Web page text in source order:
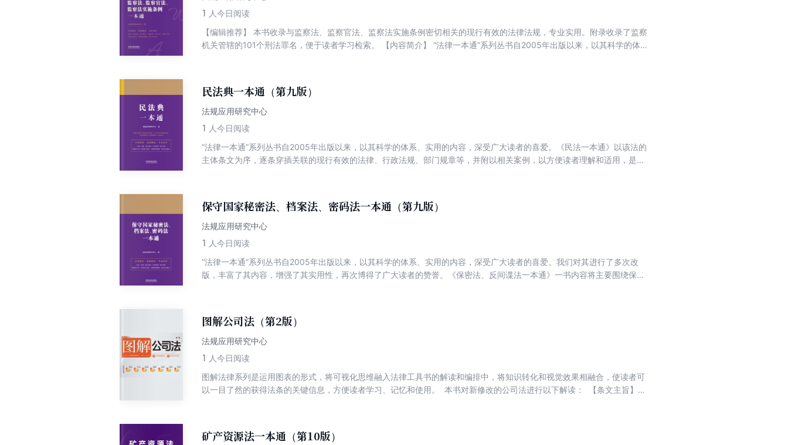
1 人今日阅读
【编辑推荐】 本书收录与监察法、监察官法、监察法实施条例密切相关的现行有效的法律法规，专业实用。附录收录了监察
机关管辖的101个刑法罪名，便于读者学习检索。 【内容简介】 “法律一本通”系列丛书自2005年出版以来，以其科学的体
国法制出版有限公司内设的研究机构，由从事法规、案例图书品种策划出版的资深编辑、国内法学院系的资深教授组成，专
门从事法学法律法规图书的编辑研究，为广大读者提供学习法律的资料。
民法典一本通（第九版）
法规应用研究中心
1 人今日阅读
“法律一本通”系列丛书自2005年出版以来，以其科学的体系、实用的内容，深受广大读者的喜爱。《民法一本通》以该法的
主体条文为序，逐条穿插关联的现行有效的法律、行政法规、部门规章等，并附以相关案例，以方便读者理解和适用，是广
保守国家秘密法、档案法、密码法一本通（第九版）
法规应用研究中心
1 人今日阅读
“法律一本通”系列丛书自2005年出版以来，以其科学的体系、实用的内容，深受广大读者的喜爱。我们对其进行了多次改
版，丰富了其内容，增强了其实用性，再次博得了广大读者的赞誉。《保密法、反间谍法一本通》一书内容将主要围绕保密
图解公司法（第2版）
法规应用研究中心
1 人今日阅读
图解法律系列是运用图表的形式，将可视化思维融入法律工具书的解读和编排中，将知识转化和视觉效果相融合，使读者可
以一目了然的获得法条的关键信息，方便读者学习、记忆和使用。 本书对新修改的公司法进行以下解读： 【条文主旨】归
解修改的核心内容。 【要点注释】对重要法条或新修订之处的主要内容进行释义，概括立法背景、立法宗旨、法条内涵，解
矿产资源法一本通（第10版）